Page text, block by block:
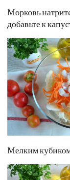
Морковь
добавьте к
Мелким